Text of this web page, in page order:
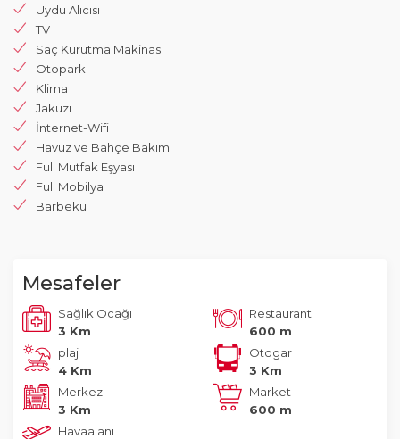
Uydu Alıcısı
TV
Saç Kurutma Makinası
Otopark
Klima
Jakuzi
İnternet-Wifi
Havuz ve Bahçe Bakımı
Full Mutfak Eşyası
Full Mobilya
Barbekü
Mesafeler
Sağlık Ocağı
3 Km
Restaurant
600 m
plaj
4 Km
Otogar
3 Km
Merkez
3 Km
Market
600 m
Havaalanı